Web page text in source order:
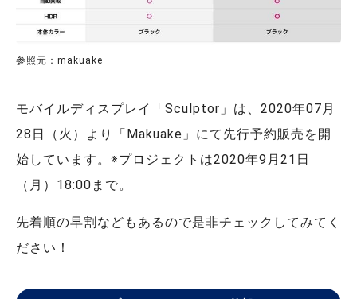
参照元：makuake
モバイルディスプレイ「Sculptor」は、2020年07月
28日（火）より「Makuake」にて先行予約販売を開
始しています。※プロジェクトは2020年9月21日
（月）18:00まで。
先着順の早割などもあるので是非チェックしてみてく
ださい！